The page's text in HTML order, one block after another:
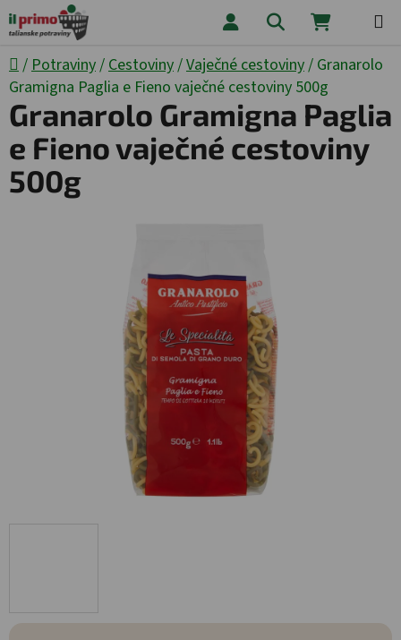
Prejsť na obsah Hľadať
Domov
/ Potraviny/ Cestoviny/Vaječné cestoviny/ Granarolo
Gramigna Paglia e Fieno vaječné cestoviny 500g
Granarolo Gramigna Paglia
e Fieno vaječné cestoviny
500g